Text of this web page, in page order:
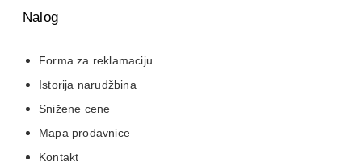
Nalog
Forma za reklamaciju
Istorija narudžbina
Snižene cene
Mapa prodavnice
Kontakt